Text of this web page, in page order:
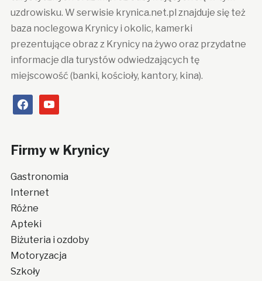
uzdrowisku. W serwisie krynica.net.pl znajduje się też
baza noclegowa Krynicy i okolic, kamerki
prezentujące obraz z Krynicy na żywo oraz przydatne
informacje dla turystów odwiedzających tę
miejscowość (banki, kościoły, kantory, kina).
facebookyoutube
Firmy w Krynicy
Gastronomia
Internet
Różne
Apteki
Biżuteria i ozdoby
Motoryzacja
Szkoły